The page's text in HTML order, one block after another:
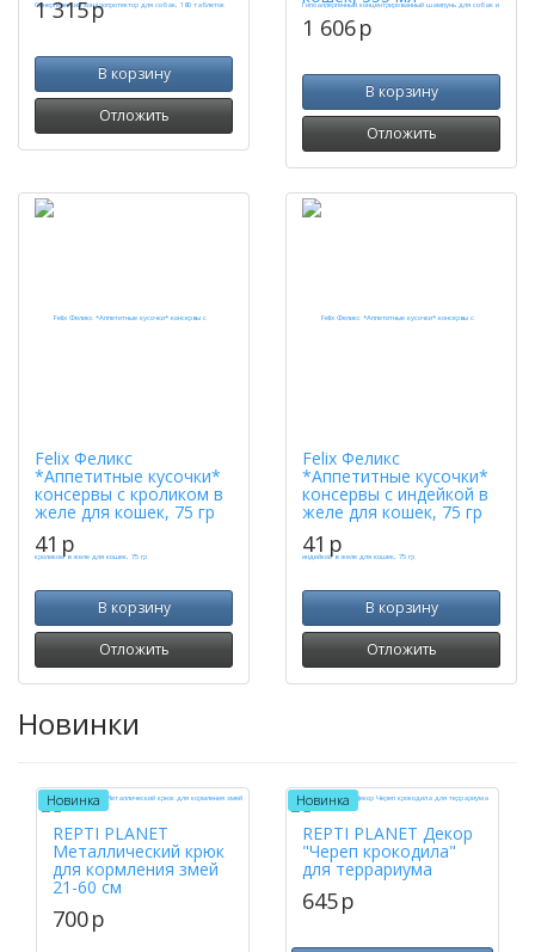
1 315p
В корзину
Отложить
1 606p
В корзину
Отложить
Felix Феликс
*Аппетитные кусочки*
консервы с кроликом в
желе для кошек, 75 гр
41 p
В корзину
Отложить
Felix Феликс
*Аппетитные кусочки*
консервы с индейкой в
желе для кошек, 75 гр
41 p
В корзину
Отложить
Новинки
Новинка
REPTI PLANET
Металлический крюк
для кормления змей
21-60 см
700p
Новинка
REPTI PLANET Декор
"Череп крокодила"
для террариума
645p